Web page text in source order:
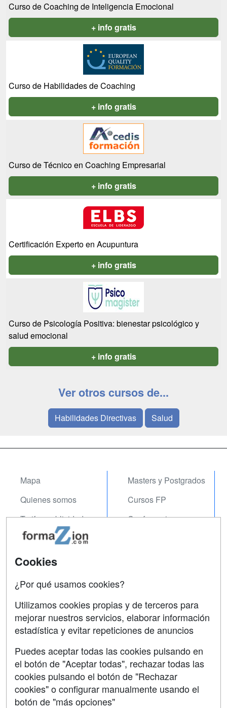
Curso de Coaching de Inteligencia Emocional
+ info gratis
Curso de Habilidades de Coaching
+ info gratis
Curso de Técnico en Coaching Empresarial
+ info gratis
Certificación Experto en Acupuntura
+ info gratis
Curso de Psicología Positiva: bienestar psicológico y
salud emocional
+ info gratis
Ver otros cursos de...
Habilidades Directivas Salud
Mapa
Quienes somos
Tarifas publicidad
Acceso Usuarios
Acceso Centros
Masters y Postgrados
Cursos FP
Conferencias
Contactar
Confidencialidad
Aviso legal
Copyleft
Cookies
¿Por qué usamos cookies?
Utilizamos cookies propias y de terceros para
mejorar nuestros servicios, elaborar información
estadística y evitar repeticiones de anuncios
Puedes aceptar todas las cookies pulsando en
el botón de "Aceptar todas", rechazar todas las
cookies pulsando el botón de "Rechazar
cookies" o configurar manualmente usando el
botón de "más opciones"